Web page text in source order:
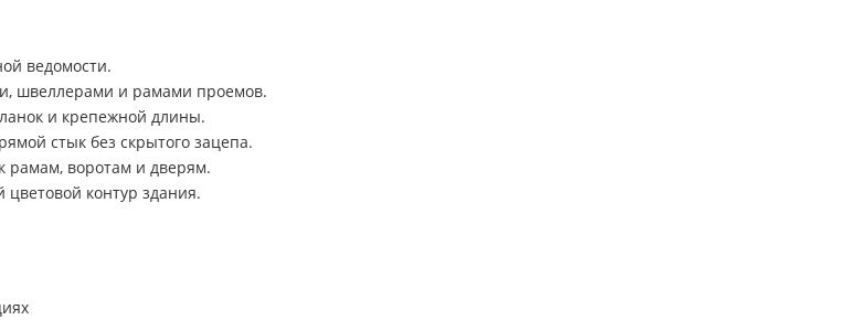
ведомости.
швеллерами и рамами проемов.
и крепежной длины.
стык без скрытого зацепа.
рамам, воротам и дверям.
контур здания.